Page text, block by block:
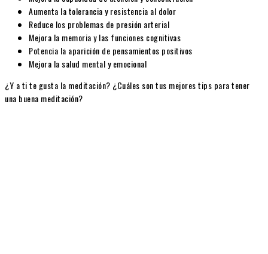
Aumenta la tolerancia y resistencia al dolor
Reduce los problemas de presión arterial
Mejora la memoria y las funciones cognitivas
Potencia la aparición de pensamientos positivos
Mejora la salud mental y emocional
¿Y a ti te gusta la meditación? ¿Cuáles son tus mejores tips para tener
una buena meditación?